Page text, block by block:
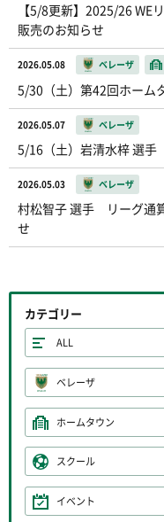
【5/8更新】2025/26
販売のお知らせ
2026.05.08 ベレーザ
5/30（土）第42回ホーム
2026.05.07 ベレーザ
5/16（土）岩清水梓 選
2026.05.03 ベレーザ
村松智子 選手 リーグ通
せ
カテゴリー
ALL
ベレーザ
ホームタウン
スクール
イベント